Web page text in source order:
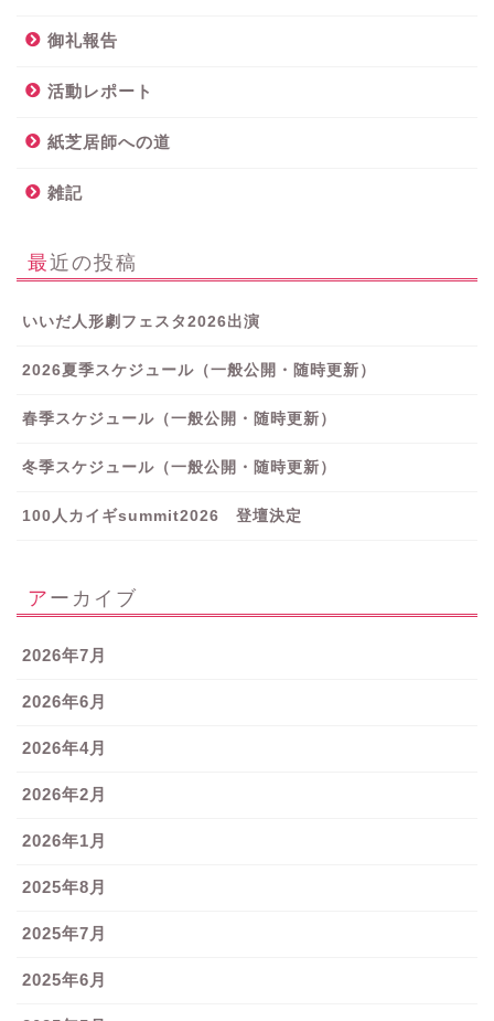
御礼報告
活動レポート
紙芝居師への道
雑記
最近の投稿
いいだ人形劇フェスタ2026出演
2026夏季スケジュール（一般公開・随時更新）
春季スケジュール（一般公開・随時更新）
冬季スケジュール（一般公開・随時更新）
100人カイギsummit2026 登壇決定
アーカイブ
2026年7月
2026年6月
2026年4月
2026年2月
2026年1月
2025年8月
2025年7月
2025年6月